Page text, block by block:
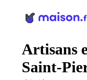
Artisans
Saint-